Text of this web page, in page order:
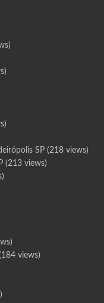
SP(218 views)
(213 views)
views)